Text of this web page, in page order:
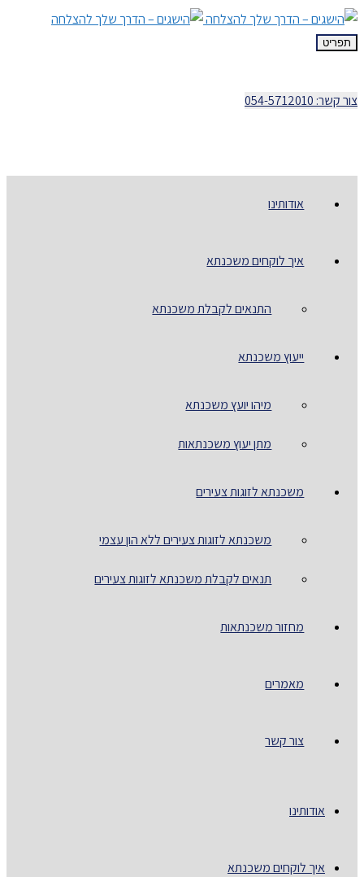
תפריט
צור קשר: 054-5712010
אודותינו
איך לוקחים משכנתא
התנאים לקבלת משכנתא
ייעוץ משכנתא
מיהו יועץ משכנתא
מתן יעוץ משכנתאות
משכנתא לזוגות צעירים
משכנתא לזוגות צעירים ללא הון עצמי
תנאים לקבלת משכנתא לזוגות צעירים
מחזור משכנתאות
מאמרים
צור קשר
אודותינו
איך לוקחים משכנתא